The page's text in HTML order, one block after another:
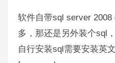
软件自带sql server 2008
多，那还是另外装个sql
自行安装sql需要安装英